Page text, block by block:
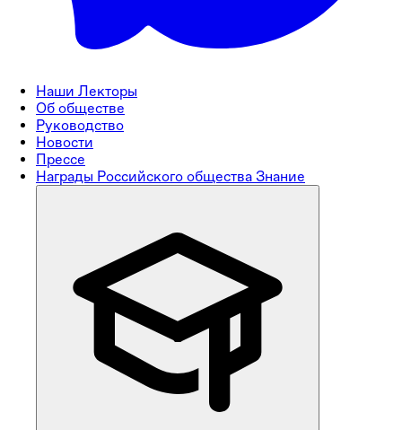
Наши Лекторы
Об обществе
Руководство
Новости
Прессе
Награды Российского общества Знание